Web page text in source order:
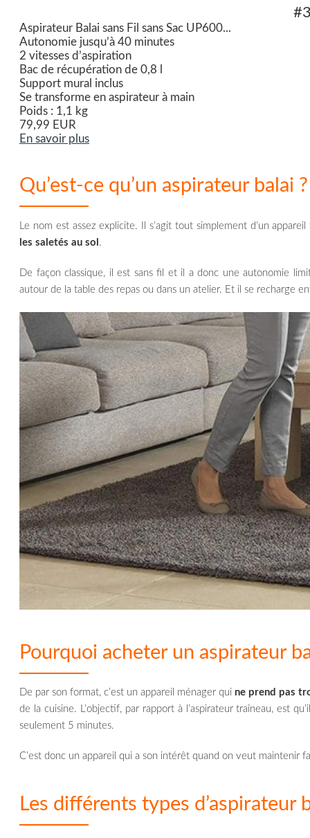
Aspirateur Balai sans Fil sans Sac UP600...
Autonomie jusqu’à 40 minutes
2 vitesses d’aspiration
Bac de récupération de 0,8 l
Support mural inclus
Se transforme en aspirateur à main
Poids : 1,1 kg
79,99 EUR
En savoir plus
Qu’est-ce qu’un aspirateur balai ?
Le nom est assez explicite. Il s’agit tout simplement d’un
les saletés au sol .
De façon classique, il est sans fil et il a donc une autonomie
autour de la table des repas ou dans un atelier. Et il se recharge
Pourquoi acheter un aspirateur
De par son format, c’est un appareil ménager qui ne prend pas
de la cuisine. L’objectif, par rapport à l’aspirateur traîneau, est
seulement 5 minutes.
C’est donc un appareil qui a son intérêt quand on veut maintenir
Les différents types d’aspirateur